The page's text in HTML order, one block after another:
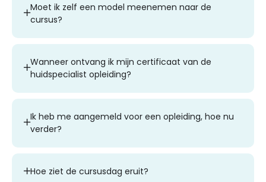
Moet ik zelf een model meenemen naar de
cursus?
Wanneer ontvang ik mijn certificaat van de
huidspecialist opleiding?
Ik heb me aangemeld voor een opleiding, hoe nu
verder?
Hoe ziet de cursusdag eruit?